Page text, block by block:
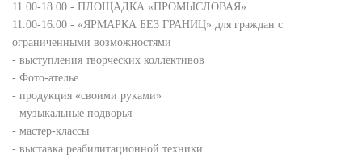
11.00-18.00 - ПЛОЩАДКА «ПРОМЫСЛОВАЯ»
11.00-16.00 - «ЯРМАРКА БЕЗ ГРАНИЦ» для граждан с
ограниченными возможностями
- выступления творческих коллективов
- Фото-ателье
- продукция «своими руками»
- музыкальные подворья
- мастер-классы
- выставка реабилитационной техники